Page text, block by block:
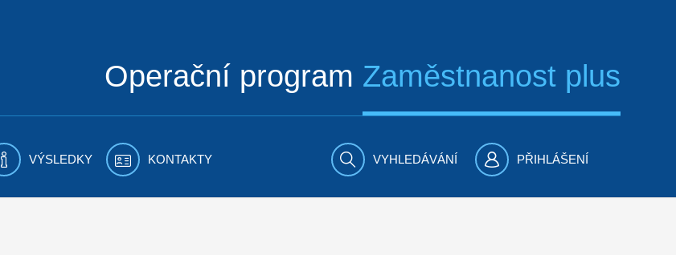
Operační program Zaměstnanost plus
VÝSLEDKY KONTAKTY VYHLEDÁVÁNÍ PŘIHLÁŠENÍ